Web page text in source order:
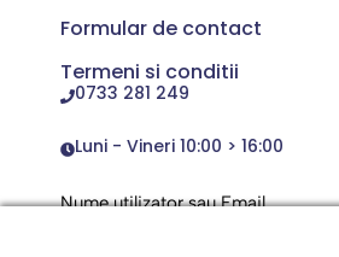
Formular de contact
Termeni si conditii
0733 281 249
Luni - Vineri 10:00 > 16:00
Nume utilizator sau Email